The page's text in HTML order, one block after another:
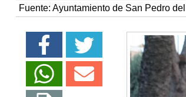
Fuente: Ayuntamiento de San Pedro